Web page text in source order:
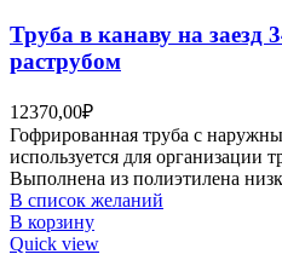
Труба в канаву на заезд
раструбом
12370,00₽
Гофрированная труба с
используется для организации
Выполнена из полиэтилена
В список желаний
В корзину
Quick view